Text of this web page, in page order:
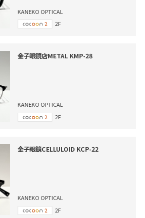
KANEKO OPTICAL
2F
金子眼鏡店METAL KMP-28
KANEKO OPTICAL
2F
金子眼鏡CELLULOID KCP-22
KANEKO OPTICAL
2F